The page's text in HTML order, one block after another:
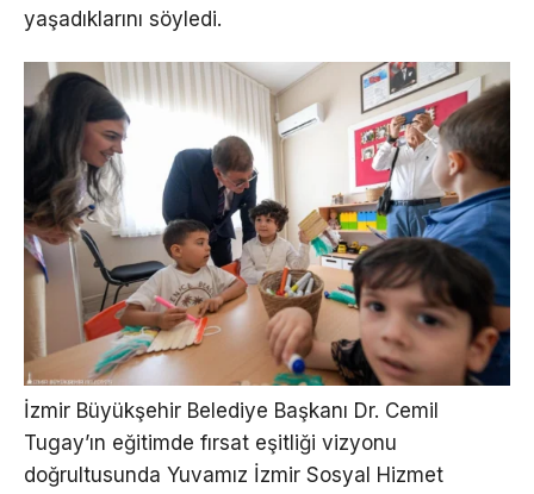
yaşadıklarını söyledi.
İzmir Büyükşehir Belediye Başkanı Dr. Cemil
Tugay’ın eğitimde fırsat eşitliği vizyonu
doğrultusunda Yuvamız İzmir Sosyal Hizmet